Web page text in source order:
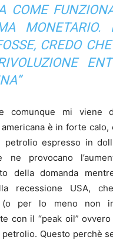
COME
MONETARIO.
CREDO
comunque mi viene
americana è in forte
petrolio espresso in
ne provocano
della domanda
recessione USA,
(o per lo meno non
con il “peak oil” ovvero
Questo perchè